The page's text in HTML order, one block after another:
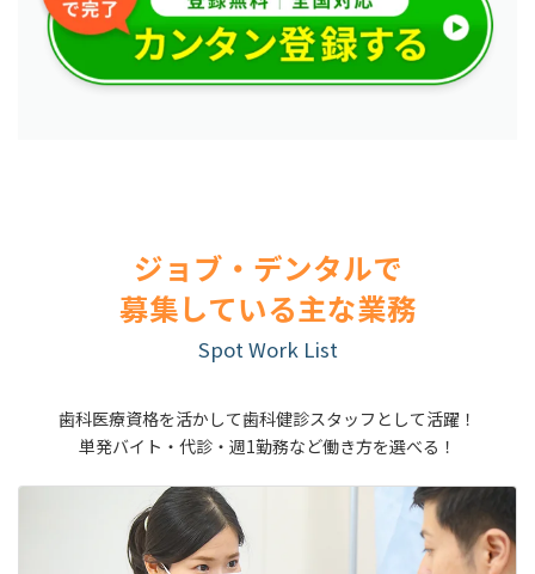
ジョブ・デンタルで
募集している主な業務
Spot Work List
歯科医療資格を活かして歯科健診スタッフとして活躍！
単発バイト・代診・週1勤務など働き方を選べる！